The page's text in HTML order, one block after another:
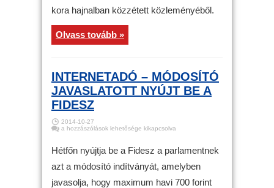
kora hajnalban közzétett közleményéből.
Olvass tovább »
INTERNETADÓ – MÓDOSÍTÓ
JAVASLATOTT NYÚJT BE A
FIDESZ
2014-10-27
Internetadó
javaslatott
nyújt
a
bejegyzéshez
a hozzászólások lehetősége kikapcsolva
Hétfőn nyújtja be a Fidesz a parlamentnek
azt a módosító indítványát, amelyben
javasolja, hogy maximum havi 700 forint